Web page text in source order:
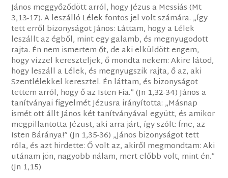
János meggyőződött arról, hogy Jézus a Messiás (Mt
3,13-17). A leszálló Lélek fontos jel volt számára. „Így
tett erről bizonyságot János: Láttam, hogy a Lélek
leszállt az égből, mint egy galamb, és megnyugodott
rajta. Én nem ismertem őt, de aki elküldött engem,
hogy vízzel kereszteljek, ő mondta nekem: Akire látod,
hogy leszáll a Lélek, és megnyugszik rajta, ő az, aki
Szentlélekkel keresztel. Én láttam, és bizonyságot
tettem arról, hogy ő az Isten Fia.” (Jn 1,32-34) János a
tanítványai figyelmét Jézusra irányította: „Másnap
ismét ott állt János két tanítványával együtt, és amikor
megpillantotta Jézust, aki arra járt, így szólt: Íme, az
Isten Báránya!” (Jn 1,35-36) „János bizonyságot tett
róla, és azt hirdette: Ő volt az, akiről megmondtam: Aki
utánam jön, nagyobb nálam, mert előbb volt, mint én.”
(Jn 1,15)